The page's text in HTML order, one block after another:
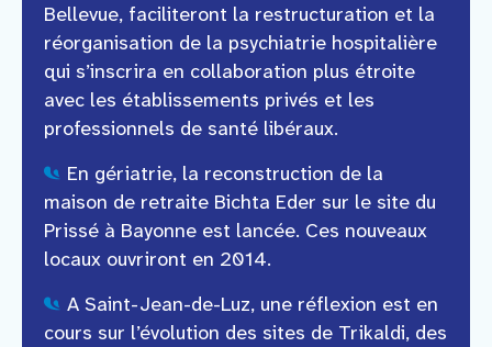
Bellevue, faciliteront la restructuration et la
réorganisation de la psychiatrie hospitalière
qui s’inscrira en collaboration plus étroite
avec les établissements privés et les
professionnels de santé libéraux.
En gériatrie, la reconstruction de la
maison de retraite Bichta Eder sur le site du
Prissé à Bayonne est lancée. Ces nouveaux
locaux ouvriront en 2014.
A Saint-Jean-de-Luz, une réflexion est en
cours sur l’évolution des sites de Trikaldi, des